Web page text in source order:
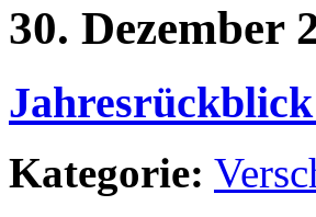
30. Dezember
Jahresrückblick
Kategorie: